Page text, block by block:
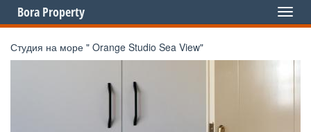
Toggle
Bora Property
Студия на море " Orange Studio Sea View"